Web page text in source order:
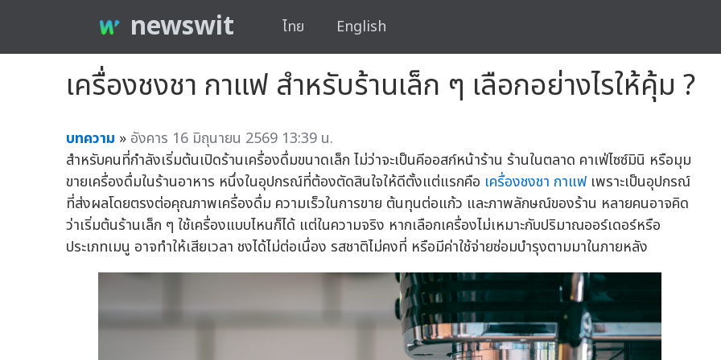
newswit ไทย English
เครื่องชงชา กาแฟ สำหรับร้านเล็ก ๆ เลือกอย่างไรให้คุ้ม ?
บทความ » อังคาร 16 มิถุนายน 2569 13:39 น.
สำหรับคนที่กำลังเริ่มต้นเปิดร้านเครื่องดื่มขนาดเล็ก ไม่ว่าจะเป็นคีออสก์หน้าร้าน ร้านในตลาด คาเฟ่ไซซ์มินิ หรือมุม
ขายเครื่องดื่มในร้านอาหาร หนึ่งในอุปกรณ์ที่ต้องตัดสินใจให้ดีตั้งแต่แรกคือ เครื่องชงชา กาแฟ เพราะเป็นอุปกรณ์
ที่ส่งผลโดยตรงต่อคุณภาพเครื่องดื่ม ความเร็วในการขาย ต้นทุนต่อแก้ว และภาพลักษณ์ของร้าน หลายคนอาจคิด
ว่าเริ่มต้นร้านเล็ก ๆ ใช้เครื่องแบบไหนก็ได้ แต่ในความจริง หากเลือกเครื่องไม่เหมาะกับปริมาณออร์เดอร์หรือ
ประเภทเมนู อาจทำให้เสียเวลา ชงได้ไม่ต่อเนื่อง รสชาติไม่คงที่ หรือมีค่าใช้จ่ายซ่อมบำรุงตามมาในภายหลัง